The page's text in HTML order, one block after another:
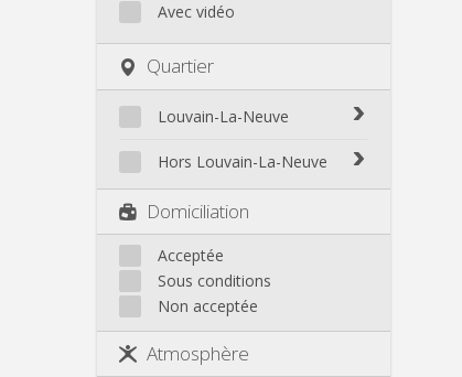
Avec vidéo
Quartier
Louvain-La-Neuve
Biéreau
Centre
L'Hocaille
La Baraque
Lauzelle
Les Bruyères
Hors Louvain-La-Neuve
Genappe
Mont-Saint-Guibert
Nivelles
Ottignies
Rixensart
Domiciliation
Acceptée
Sous conditions
Non acceptée
Atmosphère